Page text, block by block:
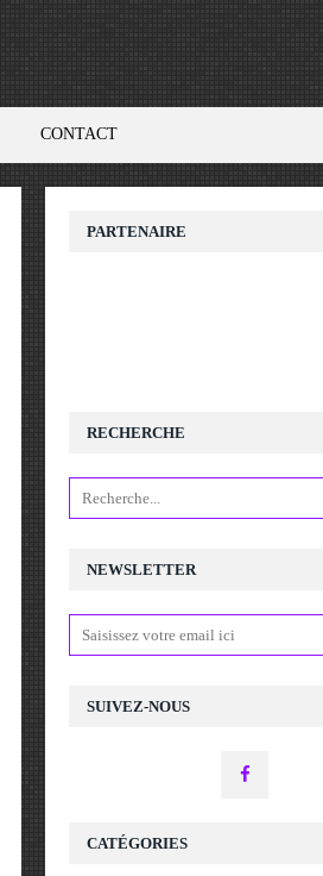
CONTACT
NEWSLETTER
SUIVEZ-NOUS
RECHERCHE
CATÉGORIES
PARTENAIRE